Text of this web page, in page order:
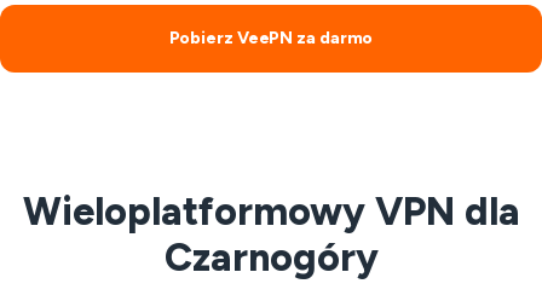
Pobierz VeePN za darmo
Wieloplatformowy VPN dla
Czarnogóry